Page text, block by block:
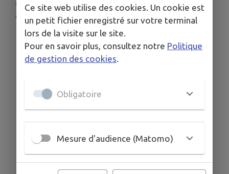
occasionnée et vous remercions pour votre
compréhension.
Ce site web utilise des cookies. Un cookie est
un petit fichier enregistré sur votre terminal
lors de la visite sur le site.
Pour en savoir plus, consultez notre Politique
de gestion des cookies.
Obligatoire
Mesure d'audience (Matomo)